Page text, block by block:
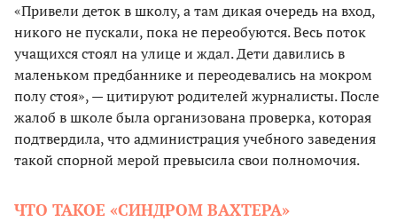
«Привели деток в школу, а там дикая очередь на вход,
никого не пускали, пока не переобуются. Весь поток
учащихся стоял на улице и ждал. Дети давились в
маленьком предбаннике и переодевались на мокром
полу стоя», — цитируют родителей журналисты. После
жалоб в школе была организована проверка, которая
подтвердила, что администрация учебного заведения
такой спорной мерой превысила свои полномочия.
ЧТО ТАКОЕ «СИНДРОМ ВАХТЕРА»